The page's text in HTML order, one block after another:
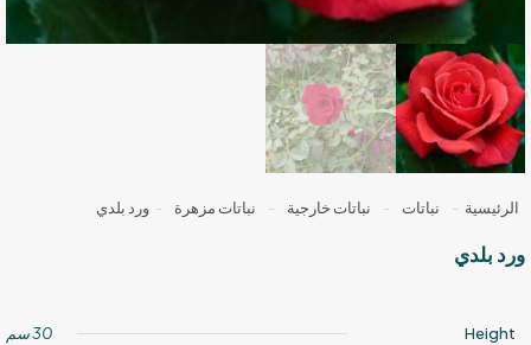
الرئيسية - نباتات - نباتات خارجية - نباتات مزهرة - ورد بلدي
ورد بلدي
Height 30 سم